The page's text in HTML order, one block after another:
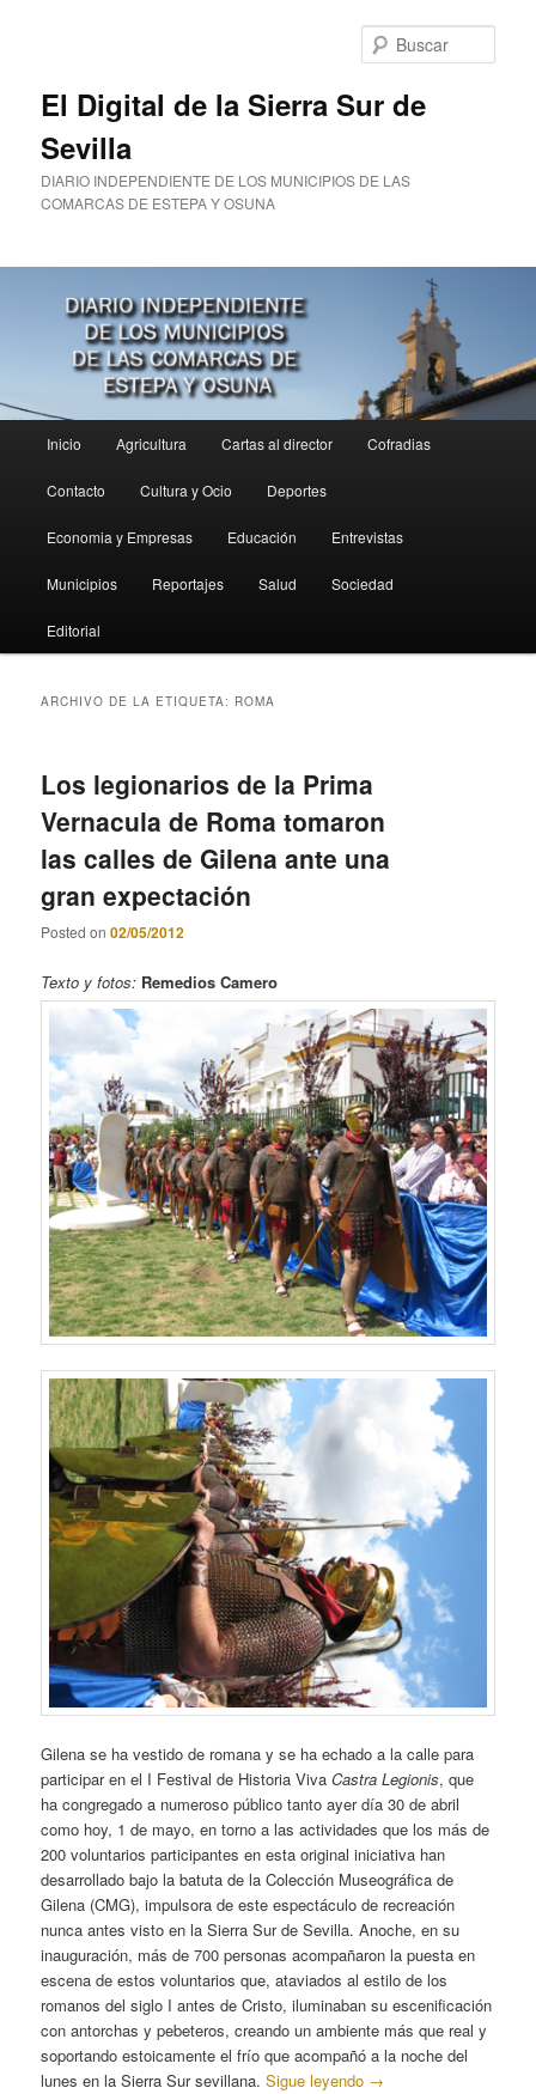
El Digital de la Sierra Sur de
Sevilla
DIARIO INDEPENDIENTE DE LOS MUNICIPIOS DE LAS
COMARCAS DE ESTEPA Y OSUNA
principal
Inicio Agricultura Cartas al director Cofradias
Contacto Cultura y Ocio Deportes
Economia y Empresas Educación Entrevistas
Municipios Reportajes Salud Sociedad
Editorial
ARCHIVO DE LA ETIQUETA: ROMA
Los legionarios de la Prima
Vernacula de Roma tomaron
las calles de Gilena ante una
gran expectación
Posted on02/05/2012
Texto y fotos: Remedios Camero
Gilena se ha vestido de romana y se ha echado a la calle para
participar en el I Festival de Historia VivaCastra Legionis, que
ha congregado a numeroso público tanto ayer día 30 de abril
como hoy, 1 de mayo, en torno a las actividades que los más de
200 voluntarios participantes en esta original iniciativa han
desarrollado bajo la batuta de la Colección Museográfica de
Gilena (CMG), impulsora de este espectáculo de recreación
nunca antes visto en la Sierra Sur de Sevilla. Anoche, en su
inauguración, más de 700 personas acompañaron la puesta en
escena de estos voluntarios que, ataviados al estilo de los
romanos del siglo I antes de Cristo, iluminaban su escenificación
con antorchas y pebeteros, creando un ambiente más que real y
soportando estoicamente el frío que acompañó a la noche del
lunes en la Sierra Sur sevillana.Sigue leyendo →